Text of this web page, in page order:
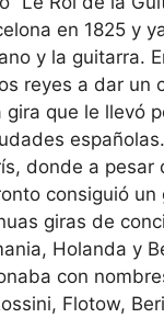
en 1825 y
y la guitarra.
reyes a dar un
gira que le llevó
donde a pesar
consiguió un
giras de
Holanda y
con
Flotow,